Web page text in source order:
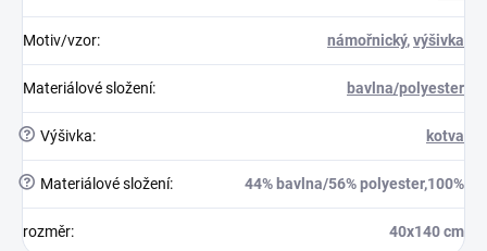
Motiv/vzor: námořnický,výšivka
Materiálové složení: bavlna/polyester
? Výšivka: kotva
? Materiálové složení: 44% bavlna/56% polyester,100%
rozměr: 40x140 cm